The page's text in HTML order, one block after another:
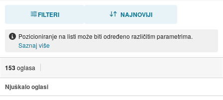
FILTERI NAJNOVIJI
Pozicioniranje na listi može biti određeno različitim parametrima.
Saznaj više
153oglasa
Njuškalo oglasi